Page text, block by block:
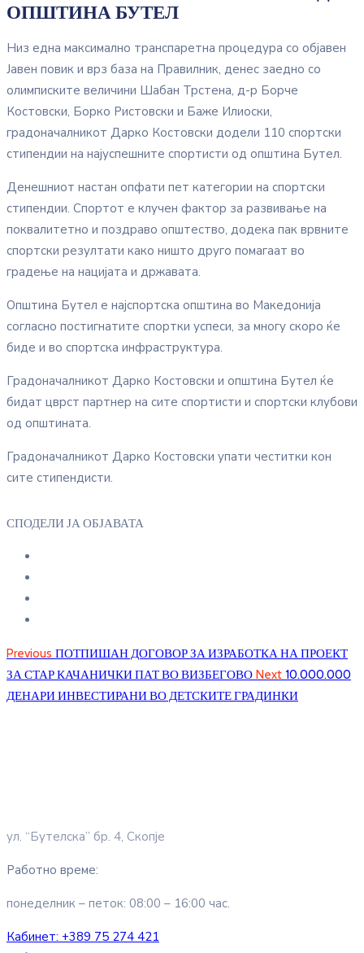
ОПШТИНА БУТЕЛ
Низ една максимално транспаретна процедура со објавен
Јавен повик и врз база на Правилник, денес заедно со
олимписките величини Шабан Трстена, д-р Борче
Костовски, Борко Ристовски и Баже Илиоски,
градоначалникот Дарко Костовски додели 110 спортски
стипендии на најуспешните спортисти од општина Бутел.
Денешниот настан опфати пет категории на спортски
стипендии. Спортот е клучен фактор за развивање на
поквалитетно и поздраво општество, додека пак врвните
спортски резултати како ништо друго помагаат во
градење на нацијата и државата.
Општина Бутел е најспортска општина во Македонија
согласно постигнатите спортки успеси, за многу скоро ќе
биде и во спортска инфраструктура.
Градоначалникот Дарко Костовски и општина Бутел ќе
бидат цврст партнер на сите спортисти и спортски клубови
од општината.
Градоначалникот Дарко Костовски упати честитки кон
сите стипендисти.
СПОДЕЛИ ЈА ОБЈАВАТА
Previous ПОТПИШАН ДОГОВОР ЗА ИЗРАБОТКА НА ПРОЕКТ
ЗА СТАР КАЧАНИЧКИ ПАТ ВО ВИЗБЕГОВО Next 10.000.000
ДЕНАРИ ИНВЕСТИРАНИ ВО ДЕТСКИТЕ ГРАДИНКИ
ул. “Бутелска” бр. 4, Скопје
Работно време:
понеделник – петок: 08:00 – 16:00 час.
Кабинет: +389 75 274 421